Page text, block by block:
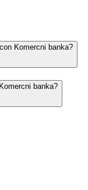
Komercni banka?
banka?